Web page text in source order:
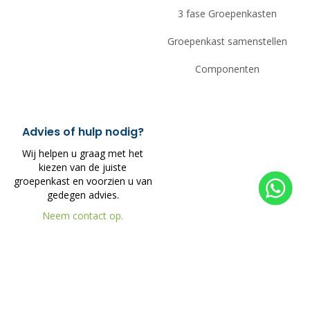
3 fase Groepenkasten
Groepenkast samenstellen
Componenten
Advies of hulp nodig?
Wij helpen u graag met het
kiezen van de juiste
groepenkast en voorzien u van
gedegen advies.
Neem contact op.